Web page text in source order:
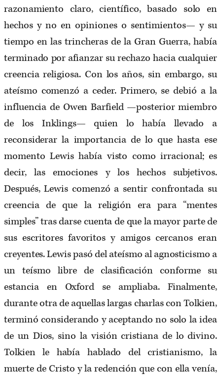
razonamiento claro, científico, basado solo en
hechos y no en opiniones o sentimientos— y su
tiempo en las trincheras de la Gran Guerra, había
terminado por afianzar su rechazo hacia cualquier
creencia religiosa. Con los años, sin embargo, su
ateísmo comenzó a ceder. Primero, se debió a la
influencia de Owen Barfield —posterior miembro
de los Inklings— quien lo había llevado a
reconsiderar la importancia de lo que hasta ese
momento Lewis había visto como irracional; es
decir, las emociones y los hechos subjetivos.
Después, Lewis comenzó a sentir confrontada su
creencia de que la religión era para “mentes
simples” tras darse cuenta de que la mayor parte de
sus escritores favoritos y amigos cercanos eran
creyentes. Lewis pasó del ateísmo al agnosticismo a
un teísmo libre de clasificación conforme su
estancia en Oxford se ampliaba. Finalmente,
durante otra de aquellas largas charlas con Tolkien,
terminó considerando y aceptando no solo la idea
de un Dios, sino la visión cristiana de lo divino.
Tolkien le había hablado del cristianismo, la
muerte de Cristo y la redención que con ella venía,